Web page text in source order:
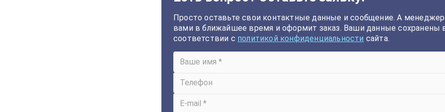
Просто оставьте свои контактные данные и сообщение. А
вами в ближайшее время и оформит заказ. Ваши данные сохранены
соответствии с политикой конфиденциальности сайта.